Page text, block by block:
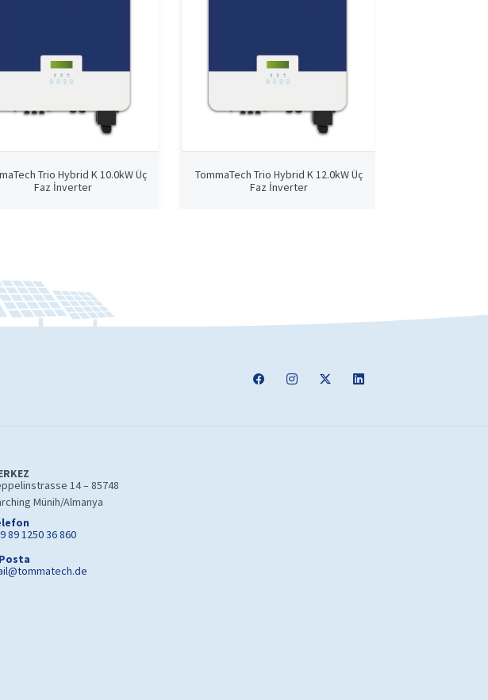
Trio Hybrid K 10.0kW Üç
Faz İnverter
TommaTech Trio Hybrid K 12.0kW Üç
Faz İnverter
14 – 85748
Münih/Almanya
89 1250 36 860